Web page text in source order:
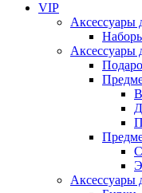
VIP
Аксессуары
Аксессуары
Аксессуары